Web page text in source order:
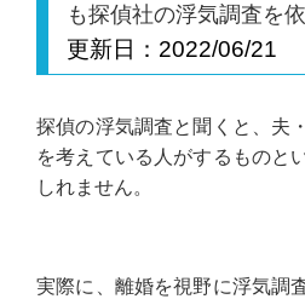
も探偵社の浮気調査を
更新日： 2022/06/21
探偵の浮気調査と聞くと、夫
を考えている人がするものと
しれません。
実際に、離婚を視野に浮気調